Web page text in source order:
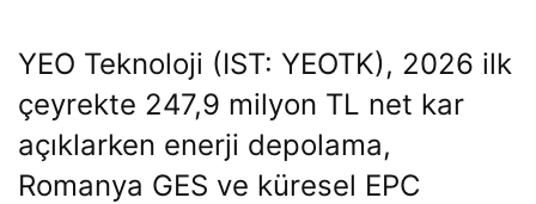
YEO Teknoloji (IST: YEOTK), 2026 ilk
çeyrekte 247,9 milyon TL net kar
açıklarken enerji depolama,
Romanya GES ve küresel EPC